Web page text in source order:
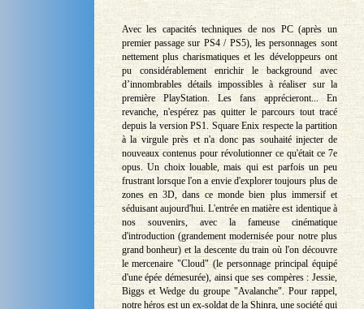
Avec les capacités techniques de nos PC (après un
premier passage sur PS4 / PS5), les personnages sont
nettement plus charismatiques et les développeurs ont
pu considérablement enrichir le background avec
d’innombrables détails impossibles à réaliser sur la
première PlayStation. Les fans apprécieront... En
revanche, n'espérez pas quitter le parcours tout tracé
depuis la version PS1. Square Enix respecte la partition
à la virgule près et n'a donc pas souhaité injecter de
nouveaux contenus pour révolutionner ce qu'était ce 7e
opus. Un choix louable, mais qui est parfois un peu
frustrant lorsque l'on a envie d'explorer toujours plus de
zones en 3D, dans ce monde bien plus immersif et
séduisant aujourd'hui. L'entrée en matière est identique à
nos souvenirs, avec la fameuse cinématique
d'introduction (grandement modernisée pour notre plus
grand bonheur) et la descente du train où l'on découvre
le mercenaire "Cloud" (le personnage principal équipé
d'une épée démesurée), ainsi que ses compères : Jessie,
Biggs et Wedge du groupe "Avalanche". Pour rappel,
notre héros est un ex-soldat de la Shinra, une société qui